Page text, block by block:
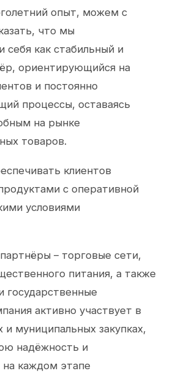
опыт, можем с
что мы
себя как стабильный и
ориентирующийся на
и постоянно
процессы, оставаясь
на рынке
товаров.
клиентов
с оперативной
условиями
– торговые сети,
питания, а также
государственные
активно участвует в
и муниципальных закупках,
надёжность и
каждом этапе